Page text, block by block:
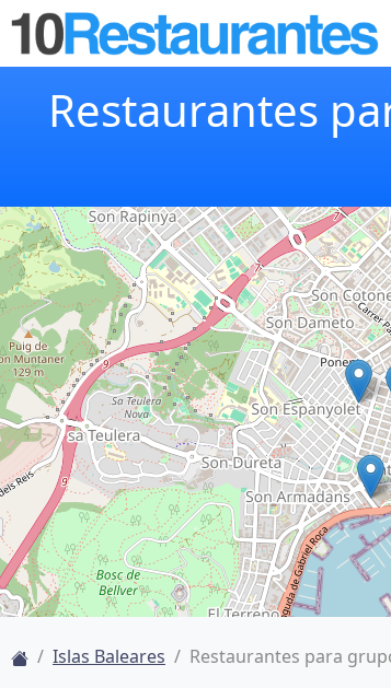
Restaurantes
Islas Baleares Restaurantes para